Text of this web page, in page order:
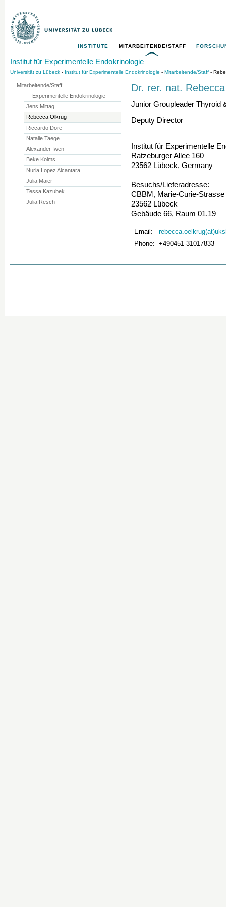
INSTITUTE MITARBEITENDE/STAFF
Institut für Experimentelle Endokrinologie
Universität zu Lübeck - Institut für Experimentelle Endokrinologie - Mitarbeitende/Staff -
Dr. rer. nat.
Junior Groupleader Thyroid
Deputy Director
Institut für Experimentelle
Ratzeburger Allee 160
23562 Lübeck, Germany
Besuchs/Lieferadresse:
CBBM, Marie-Curie-Strasse
23562 Lübeck
Gebäude 66, Raum 01.19
Email:
Phone: +490451-31017833
Mitarbeitende/Staff
---Experimentelle Endokrinologie---
Jens Mittag
Rebecca Ölkrug
Riccardo Dore
Natalie Taege
Alexander Iwen
Beke Kolms
Nuria Lopez Alcantara
Julia Maier
Tessa Kazubek
Julia Resch